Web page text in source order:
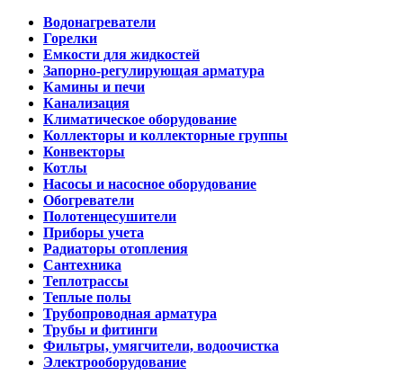
Водонагреватели
Горелки
Емкости для жидкостей
Запорно-регулирующая арматура
Камины и печи
Канализация
Климатическое оборудование
Коллекторы и коллекторные группы
Конвекторы
Котлы
Насосы и насосное оборудование
Обогреватели
Полотенцесушители
Приборы учета
Радиаторы отопления
Сантехника
Теплотрассы
Теплые полы
Трубопроводная арматура
Трубы и фитинги
Фильтры, умягчители, водоочистка
Электрооборудование